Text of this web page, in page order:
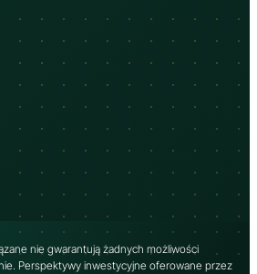
nie gwarantują żadnych możliwości
Perspektywy inwestycyjne oferowane przez